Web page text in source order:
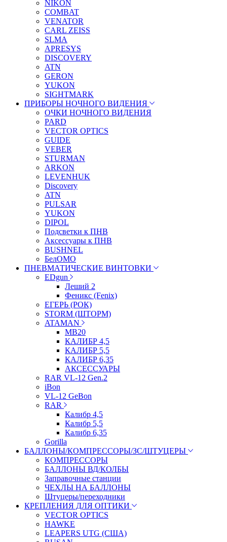
NIKON
COMBAT
VENATOR
CARL ZEISS
SLMA
APRESYS
DISCOVERY
ATN
GERON
YUKON
SIGHTMARK
ПРИБОРЫ НОЧНОГО ВИДЕНИЯ
ОЧКИ НОЧНОГО ВИДЕНИЯ
PARD
VECTOR OPTICS
GUIDE
VEBER
STURMAN
ARKON
LEVENHUK
Discovery
ATN
PULSAR
YUKON
DIPOL
Подсветки к ПНВ
Аксессуары к ПНВ
BUSHNEL
БелОМО
ПНЕВМАТИЧЕСКИЕ ВИНТОВКИ
EDgun
Леший 2
Феникс (Fenix)
ЕГЕРЬ (РОК)
STORM (ШТОРМ)
ATAMAN
МВ20
КАЛИБР 4,5
КАЛИБР 5,5
КАЛИБР 6,35
АКСЕССУАРЫ
RAR VL-12 Gen.2
iBon
VL-12 GeBon
RAR
Калибр 4,5
Калибр 5,5
Калибр 6,35
Gorilla
БАЛЛОНЫ/КОМПРЕССОРЫ/ЗС/ШТУЦЕРЫ
КОМПРЕССОРЫ
БАЛЛОНЫ ВД/КОЛБЫ
Заправочные станции
ЧЕХЛЫ НА БАЛЛОНЫ
Штуцеры/переходники
КРЕПЛЕНИЯ ДЛЯ ОПТИКИ
VECTOR OPTICS
HAWKE
LEAPERS UTG (США)